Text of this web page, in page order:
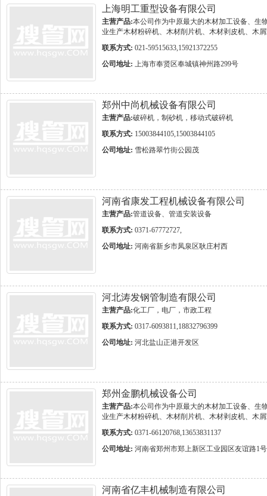
上海明工重型设备有限公司
主营产品:本公司作为中原最大的木材加工设备、生
业生产木材粉碎机、木材削片机、木材剥皮机、木
联系方式: 021-59515633,15921372255
公司地址: 上海市奉贤区奉城镇神州路299号
郑州中尚机械设备有限公司
主营产品:破碎机，制砂机，移动式破碎机
联系方式: 15003844105,15003844105
公司地址: 雪松路翠竹街公园茂
河南省康发工程机械设备有限公司
主营产品:管道设备、管道安装设备
联系方式: 0371-67772727,
公司地址: 河南省新乡市凤泉区耿庄村西
河北涛发钢管制造有限公司
主营产品:化工厂，电厂，市政工程
联系方式: 0317-6093811,18832796399
公司地址: 河北盐山正港开发区
郑州金鹏机械设备公司
主营产品:本公司作为中原最大的木材加工设备、生
业生产木材粉碎机、木材削片机、木材剥皮机、木
联系方式: 0371-66120768,13653831137
公司地址: 河南省郑州市郑上新区工业园区友谊路1号
河南省亿丰机械制造有限公司